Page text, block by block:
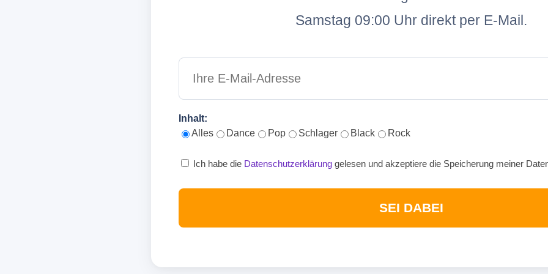
Samstag 09:00 Uhr direkt per E-Mail.
Inhalt:
Alles
Dance Pop Schlager Black Rock
Ich habe die Datenschutzerklärung gelesen und akzeptiere die Speicherung meiner
SEI DABEI